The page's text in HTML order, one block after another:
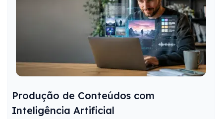
Produção de Conteúdos com
Inteligência Artificial